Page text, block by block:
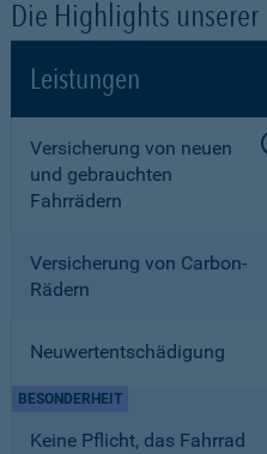
Die Highlights unserer
Leistungen
Versicherung von neuen
und gebrauchten
Fahrrädern
Versicherung von Carbon-
Rädern
Neuwertentschädigung
Keine Pflicht, das Fahrrad
BESONDERHEIT